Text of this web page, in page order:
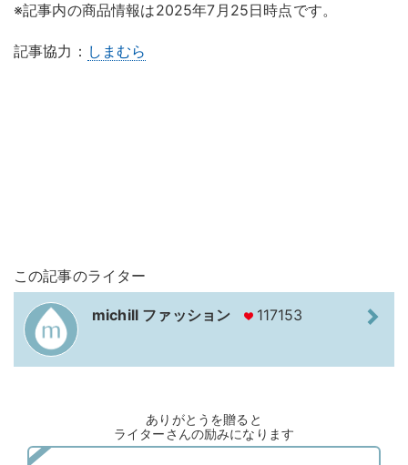
※記事内の商品情報は2025年7月25日時点です。
記事協力： しまむら
この記事のライター
michill ファッション 117153
ありがとうを贈ると
ライターさんの励みになります